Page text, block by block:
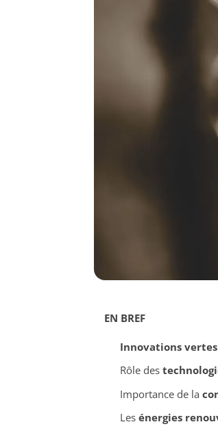
EN BREF
Innovations vertes
Rôle des
Importance de la
Les énergies